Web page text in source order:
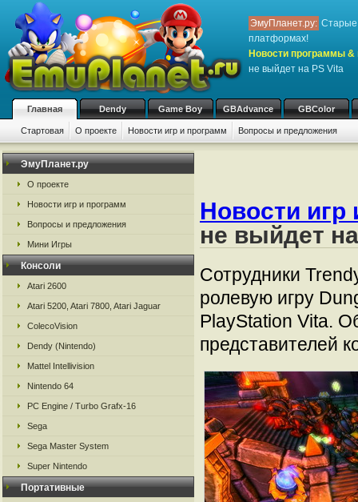
ЭмуПланет.ру: Старые
платформах!
Новости программы &
не выйдет на PS Vita
Главная Dendy Game Boy GBAdvance GBColor
Стартовая О проекте Новости игр и программ Вопросы и предложения
ЭмуПланет.ру
О проекте
Новости игр и программ
Вопросы и предложения
Мини Игры
Консоли
Atari 2600
Atari 5200, Atari 7800, Atari Jaguar
ColecoVision
Dendy (Nintendo)
Mattel Intellivision
Nintendo 64
PC Engine / Turbo Grafx-16
Sega
Sega Master System
Super Nintendo
Портативные
Новости игр
не выйдет
Сотрудники
ролевую игру
PlayStation Vita.
представителей